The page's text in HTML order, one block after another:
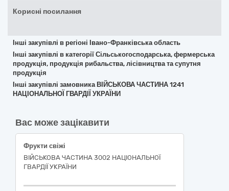
Корисні посилання
Інші закупівлі в регіоні Івано-Франківська область
Інші закупівлі в категорії Сільськогосподарська, фермерська
продукція, продукція рибальства, лісівництва та супутня
продукція
Інші закупівлі замовника ВІЙСЬКОВА ЧАСТИНА 1241
НАЦІОНАЛЬНОЇ ГВАРДІЇ УКРАЇНИ
Вас може зацікавити
Фрукти свіжі
ВІЙСЬКОВА ЧАСТИНА 3002 НАЦІОНАЛЬНОЇ
ГВАРДІЇ УКРАЇНИ